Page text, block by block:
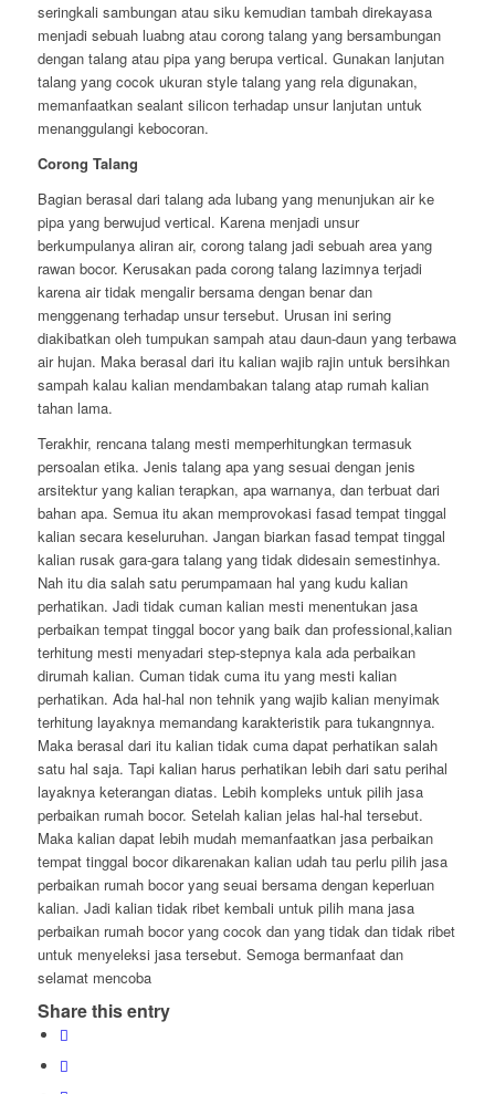
seringkali sambungan atau siku kemudian tambah direkayasa
menjadi sebuah luabng atau corong talang yang bersambungan
dengan talang atau pipa yang berupa vertical. Gunakan lanjutan
talang yang cocok ukuran style talang yang rela digunakan,
memanfaatkan sealant silicon terhadap unsur lanjutan untuk
menanggulangi kebocoran.
Corong Talang
Bagian berasal dari talang ada lubang yang menunjukan air ke
pipa yang berwujud vertical. Karena menjadi unsur
berkumpulanya aliran air, corong talang jadi sebuah area yang
rawan bocor. Kerusakan pada corong talang lazimnya terjadi
karena air tidak mengalir bersama dengan benar dan
menggenang terhadap unsur tersebut. Urusan ini sering
diakibatkan oleh tumpukan sampah atau daun-daun yang terbawa
air hujan. Maka berasal dari itu kalian wajib rajin untuk bersihkan
sampah kalau kalian mendambakan talang atap rumah kalian
tahan lama.
Terakhir, rencana talang mesti memperhitungkan termasuk
persoalan etika. Jenis talang apa yang sesuai dengan jenis
arsitektur yang kalian terapkan, apa warnanya, dan terbuat dari
bahan apa. Semua itu akan memprovokasi fasad tempat tinggal
kalian secara keseluruhan. Jangan biarkan fasad tempat tinggal
kalian rusak gara-gara talang yang tidak didesain semestinhya.
Nah itu dia salah satu perumpamaan hal yang kudu kalian
perhatikan. Jadi tidak cuman kalian mesti menentukan jasa
perbaikan tempat tinggal bocor yang baik dan professional,kalian
terhitung mesti menyadari step-stepnya kala ada perbaikan
dirumah kalian. Cuman tidak cuma itu yang mesti kalian
perhatikan. Ada hal-hal non tehnik yang wajib kalian menyimak
terhitung layaknya memandang karakteristik para tukangnnya.
Maka berasal dari itu kalian tidak cuma dapat perhatikan salah
satu hal saja. Tapi kalian harus perhatikan lebih dari satu perihal
layaknya keterangan diatas. Lebih kompleks untuk pilih jasa
perbaikan rumah bocor. Setelah kalian jelas hal-hal tersebut.
Maka kalian dapat lebih mudah memanfaatkan jasa perbaikan
tempat tinggal bocor dikarenakan kalian udah tau perlu pilih jasa
perbaikan rumah bocor yang seuai bersama dengan keperluan
kalian. Jadi kalian tidak ribet kembali untuk pilih mana jasa
perbaikan rumah bocor yang cocok dan yang tidak dan tidak ribet
untuk menyeleksi jasa tersebut. Semoga bermanfaat dan
selamat mencoba
Share this entry